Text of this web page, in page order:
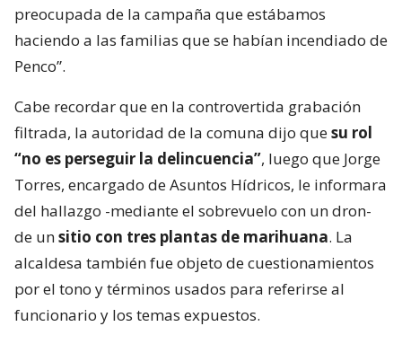
preocupada de la campaña que estábamos
haciendo a las familias que se habían incendiado de
Penco”.
Cabe recordar que en la controvertida grabación
filtrada, la autoridad de la comuna dijo quesu rol
“no es perseguir la delincuencia”, luego que Jorge
Torres, encargado de Asuntos Hídricos, le informara
del hallazgo -mediante el sobrevuelo con un dron-
de unsitio con tres plantas de marihuana. La
alcaldesa también fue objeto de cuestionamientos
por el tono y términos usados para referirse al
funcionario y los temas expuestos.